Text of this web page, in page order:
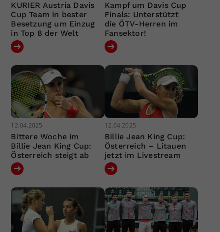
KURIER Austria Davis
Cup Team in bester
Besetzung um Einzug
in Top 8 der Welt
Kampf um Davis Cup
Finals: Unterstützt
die ÖTV-Herren im
Fansektor!
12.04.2025
Bittere Woche im
Billie Jean King Cup:
Österreich steigt ab
12.04.2025
Billie Jean King Cup:
Österreich – Litauen
jetzt im Livestream